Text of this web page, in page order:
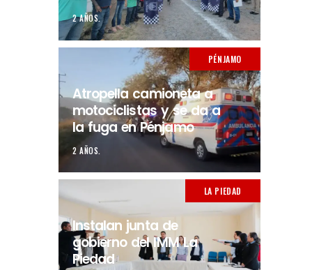
2 AÑOS.
PÉNJAMO
Atropella camioneta a
motociclistas y se da a
la fuga en Pénjamo
2 AÑOS.
LA PIEDAD
Instalan junta de
gobierno del IMM La
Piedad